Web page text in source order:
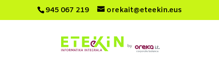
945 067 219 orekait@eteekin.eus